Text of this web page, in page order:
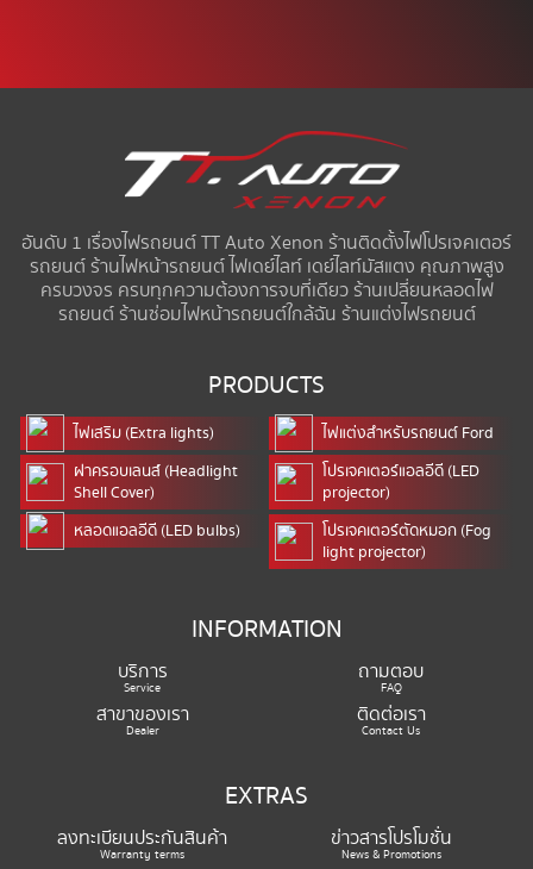
อันดับ 1 เรื่องไฟรถยนต์ TT Auto Xenon ร้านติดตั้งไฟโปรเจคเตอร์
รถยนต์ ร้านไฟหน้ารถยนต์ ไฟเดย์ไลท์ เดย์ไลท์มัสแตง คุณภาพสูง
ครบวงจร ครบทุกความต้องการจบที่เดียว ร้านเปลี่ยนหลอดไฟ
รถยนต์ ร้านซ่อมไฟหน้ารถยนต์ใกล้ฉัน ร้านแต่งไฟรถยนต์
PRODUCTS
ไฟเสริม (Extra lights)
ไฟแต่งสำหรับรถยนต์ Ford
ฝาครอบเลนส์ (Headlight
Shell Cover)
โปรเจคเตอร์แอลอีดี (LED
projector)
หลอดแอลอีดี (LED bulbs)
โปรเจคเตอร์ตัดหมอก (Fog
light projector)
INFORMATION
บริการ
Service
สาขาของเรา
Dealer
ถามตอบ
FAQ
ติดต่อเรา
Contact Us
EXTRAS
ลงทะเบียนประกันสินค้า
Warranty terms
ข่าวสารโปรโมชั่น
News & Promotions